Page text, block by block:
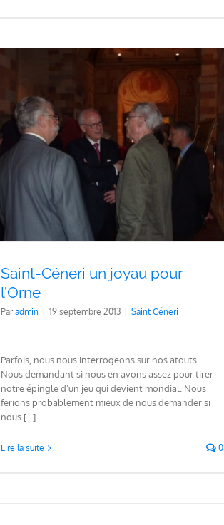
Saint-Céneri un joyau pour
l’Orne
Paradmin 19 septembre 2013 Saint Céneri
Parfois, nous nous interrogeons sur nos atouts.
Nous demandant si nous en avons assez pour tirer
notre épingle d’un jeu qui devient mondial. Nous
ferions probablement mieux de nous demander si
nous [...]
Lire la suite 0